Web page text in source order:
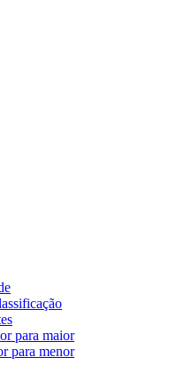
para maior
para menor